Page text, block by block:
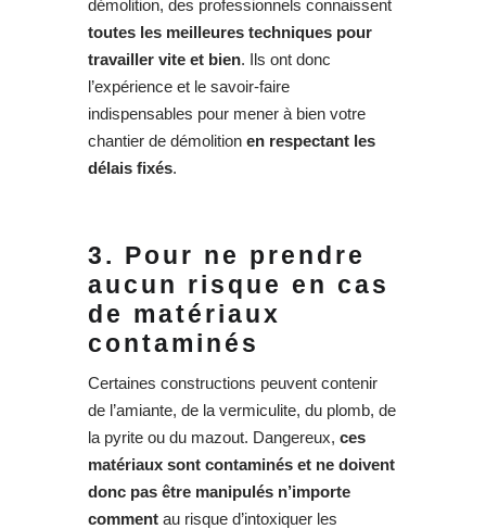
démolition, des professionnels connaissent
toutes les meilleures techniques pour
travailler vite et bien. Ils ont donc
l’expérience et le savoir-faire
indispensables pour mener à bien votre
chantier de démolition en respectant les
délais fixés.
3. Pour ne prendre
aucun risque en cas
de matériaux
contaminés
Certaines constructions peuvent contenir
de l’amiante, de la vermiculite, du plomb, de
la pyrite ou du mazout. Dangereux, ces
matériaux sont contaminés et ne doivent
donc pas être manipulés n’importe
commentau risque d’intoxiquer les